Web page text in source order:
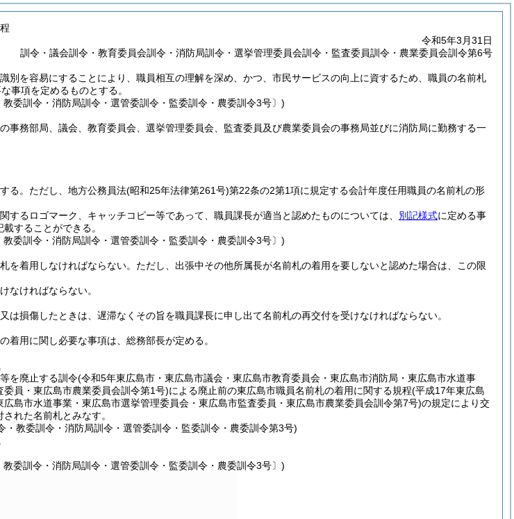
令和5年3月31日
訓令・議会訓令・教育委員会訓令・消防局訓令・選挙管理委員会訓令・監査委員訓令・農業委員会訓令第6号
別を容易にすることにより、職員相互の理解を深め、かつ、市民サービスの向上に資するため、職員の名前札
事項を定めるものとする。
委訓令・消防局訓令・選管委訓令・監委訓令・農委訓令3号〕)
事務部局、議会、教育委員会、選挙管理委員会、監査委員及び農業委員会の事務局並びに消防局に勤務する一
る。 ただし、地方公務員法(昭和25年法律第261号)第22条の2第1項に規定する会計年度任用職員の名前札の形
するロゴマーク、キャッチコピー等であって、職員課長が適当と認めたものについては、 別記様式に定める事
することができる。
委訓令・消防局訓令・選管委訓令・監委訓令・農委訓令3号〕)
を着用しなければならない。 ただし、出張中その他所属長が名前札の着用を要しないと認めた場合は、この限
なければならない。
は損傷したときは、遅滞なくその旨を職員課長に申し出て名前札の再交付を受けなければならない。
着用に関し必要な事項は、総務部長が定める。
等を廃止する訓令(令和5年東広島市・東広島市議会・東広島市教育委員会・東広島市消防局・東広島市水道事
員・東広島市農業委員会訓令第1号)による廃止前の東広島市職員名前札の着用に関する規程(平成17年東広島
島市水道事業・東広島市選挙管理委員会・東広島市監査委員・東広島市農業委員会訓令第7号)の規定により交
れた名前札とみなす。
・教委訓令・消防局訓令・選管委訓令・監委訓令・農委訓令第3号)
委訓令・消防局訓令・選管委訓令・監委訓令・農委訓令3号〕)